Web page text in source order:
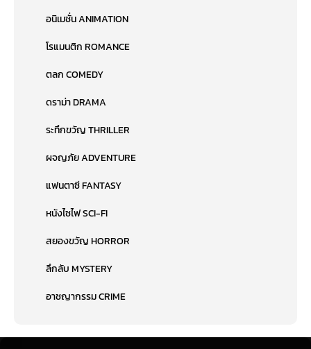
อนิเมชั่น ANIMATION
โรแมนติก ROMANCE
ตลก COMEDY
ดราม่า DRAMA
ระทึกขวัญ THRILLER
ผจญภัย ADVENTURE
แฟนตาซี FANTASY
หนังไซไฟ SCI-FI
สยองขวัญ HORROR
ลึกลับ MYSTERY
อาชญากรรม CRIME